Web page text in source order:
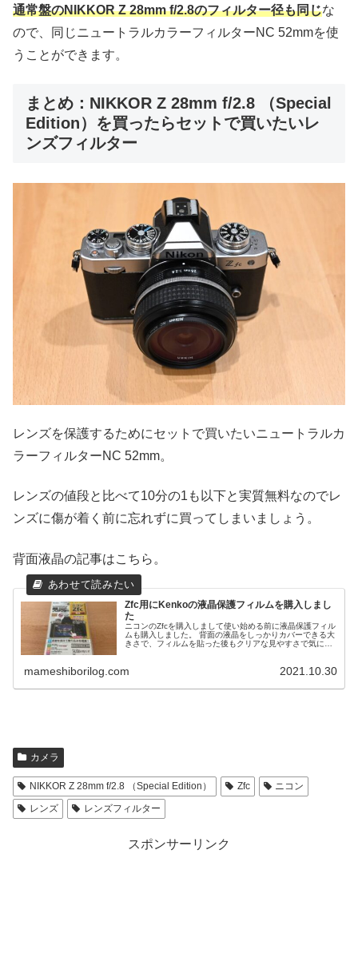
通常盤のNIKKOR Z 28mm f/2.8のフィルター径も同じな
ので、同じニュートラルカラーフィルターNC 52mmを使
うことができます。
まとめ：NIKKOR Z 28mm f/2.8 （Special
Edition）を買ったらセットで買いたいレ
ンズフィルター
レンズを保護するためにセットで買いたいニュートラルカ
ラーフィルターNC 52mm。
レンズの値段と比べて10分の1も以下と実質無料なのでレ
ンズに傷が着く前に忘れずに買ってしまいましょう。
背面液晶の記事はこちら。
Zfc用にKenkoの液晶保護フィルムを購入しまし
た
ニコンのZfcを購入しまして使い始める前に液晶保護フィル
ムも購入しました。 背面の液晶をしっかりカバーできる大
きさで、フィルムを貼った後もクリアな見やすさで気に入
mameshiborilog.com 2021.10.30
カメラ
NIKKOR Z 28mm f/2.8 （Special Edition） Zfc
ニコン
レンズ
レンズフィルター
スポンサーリンク